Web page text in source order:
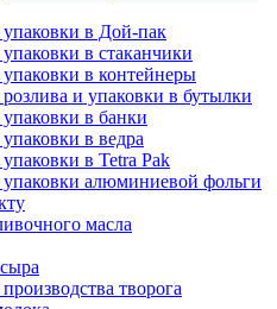
в Дой-пак
в стаканчики
в контейнеры
и упаковки в бутылки
в банки
в ведра
в Tetra Pak
алюминиевой фольги
масла
творога